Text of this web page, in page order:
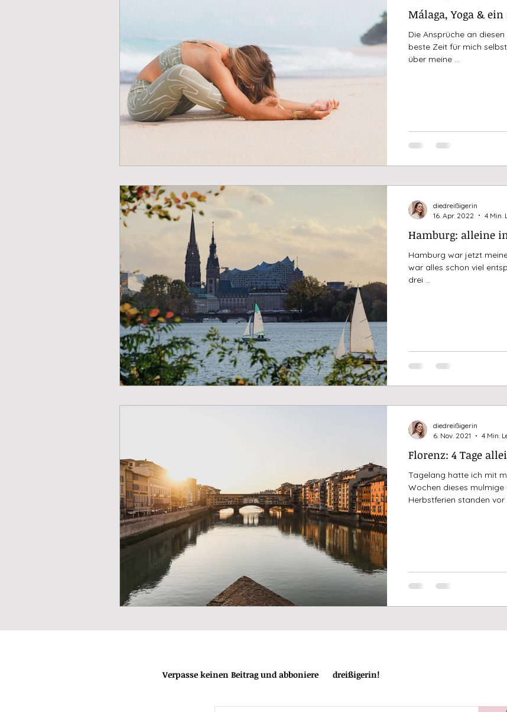
Málaga, Yoga & ein
Die Ansprüche an
beste Zeit für mich
über meine ...
Hamburg: alleine
Hamburg war jetzt
war alles schon viel
drei ...
diedreißigerin
16. Apr. 2022
4 Min.
Florenz: 4 Tage
Tagelang hatte ich mit
Wochen dieses
Herbstferien standen vor
diedreißigerin
6. Nov. 2021
4 Min.
Verpasse keinen Beitrag und abboniere dreißigerin!